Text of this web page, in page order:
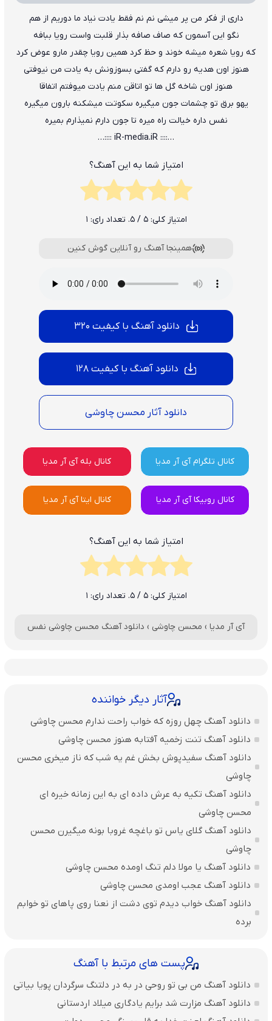
داری از فکر من پر میشی نم نم فقط یادت نیاد ما دوریم از هم
نگو این آسمون که صاف صافه بذار قلبت واست رویا ببافه
که رویا شعره میشه خوند و حظ کرد همین رویا چقدر مارو عوض کرد
هنوز اون هدیه رو دارم که گفتی بسوزونش به یادت من نیوفتی
هنوز اون شاخه گل ها تو اتاقن منم یادت میوفتم اتفاقا
یهو برق تو چشمات جون میگیره سکوتت میشکنه بارون میگیره
نفس داره خیالت راه میره تا جون دارم نمیذارم بمیره
…:::: iR-media.iR ::::…
امتیاز شما به این آهنگ؟
امتیاز کلی:5 / 5. تعداد رای: 1
همینجا آهنگ رو آنلاین گوش کنین
دانلود آهنگ با کیفیت 320
دانلود آهنگ با کیفیت 128
دانلود آثار محسن چاوشی
کانال تلگرام آی آر مدیا کانال بله آی آر مدیا
کانال روبیکا آی آر مدیا کانال ایتا آی آر مدیا
امتیاز شما به این آهنگ؟
امتیاز کلی:5 / 5. تعداد رای: 1
آی آر مدیا › محسن چاوشی › دانلود آهنگ محسن چاوشی نفس
آثار دیگر خواننده
دانلود آهنگ چهل روزه که خواب راحت ندارم محسن چاوشی
دانلود آهنگ تنت زخمیه آفتابه هنوز محسن چاوشی
دانلود آهنگ سفیدپوش بخش غم یه شب که ناز میخری محسن
چاوشی
دانلود آهنگ تکیه به عرش داده ای به این زمانه خیره ای
محسن چاوشی
دانلود آهنگ گلای یاس تو باغچه غروبا بونه میگیرن محسن
چاوشی
دانلود آهنگ یا مولا دلم تنگ اومده محسن چاوشی
دانلود آهنگ عجب اومدی محسن چاوشی
دانلود آهنگ خواب دیدم توی دشت از نعنا روی پاهای تو خوابم
برده
پست های مرتبط با آهنگ
دانلود آهنگ من بی تو روحی در به در دلتنگ سرگردان پویا بیاتی
دانلود آهنگ مزارت شد برایم یادگاری میلاد اردستانی